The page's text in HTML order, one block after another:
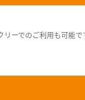
ーでのご利用も可能